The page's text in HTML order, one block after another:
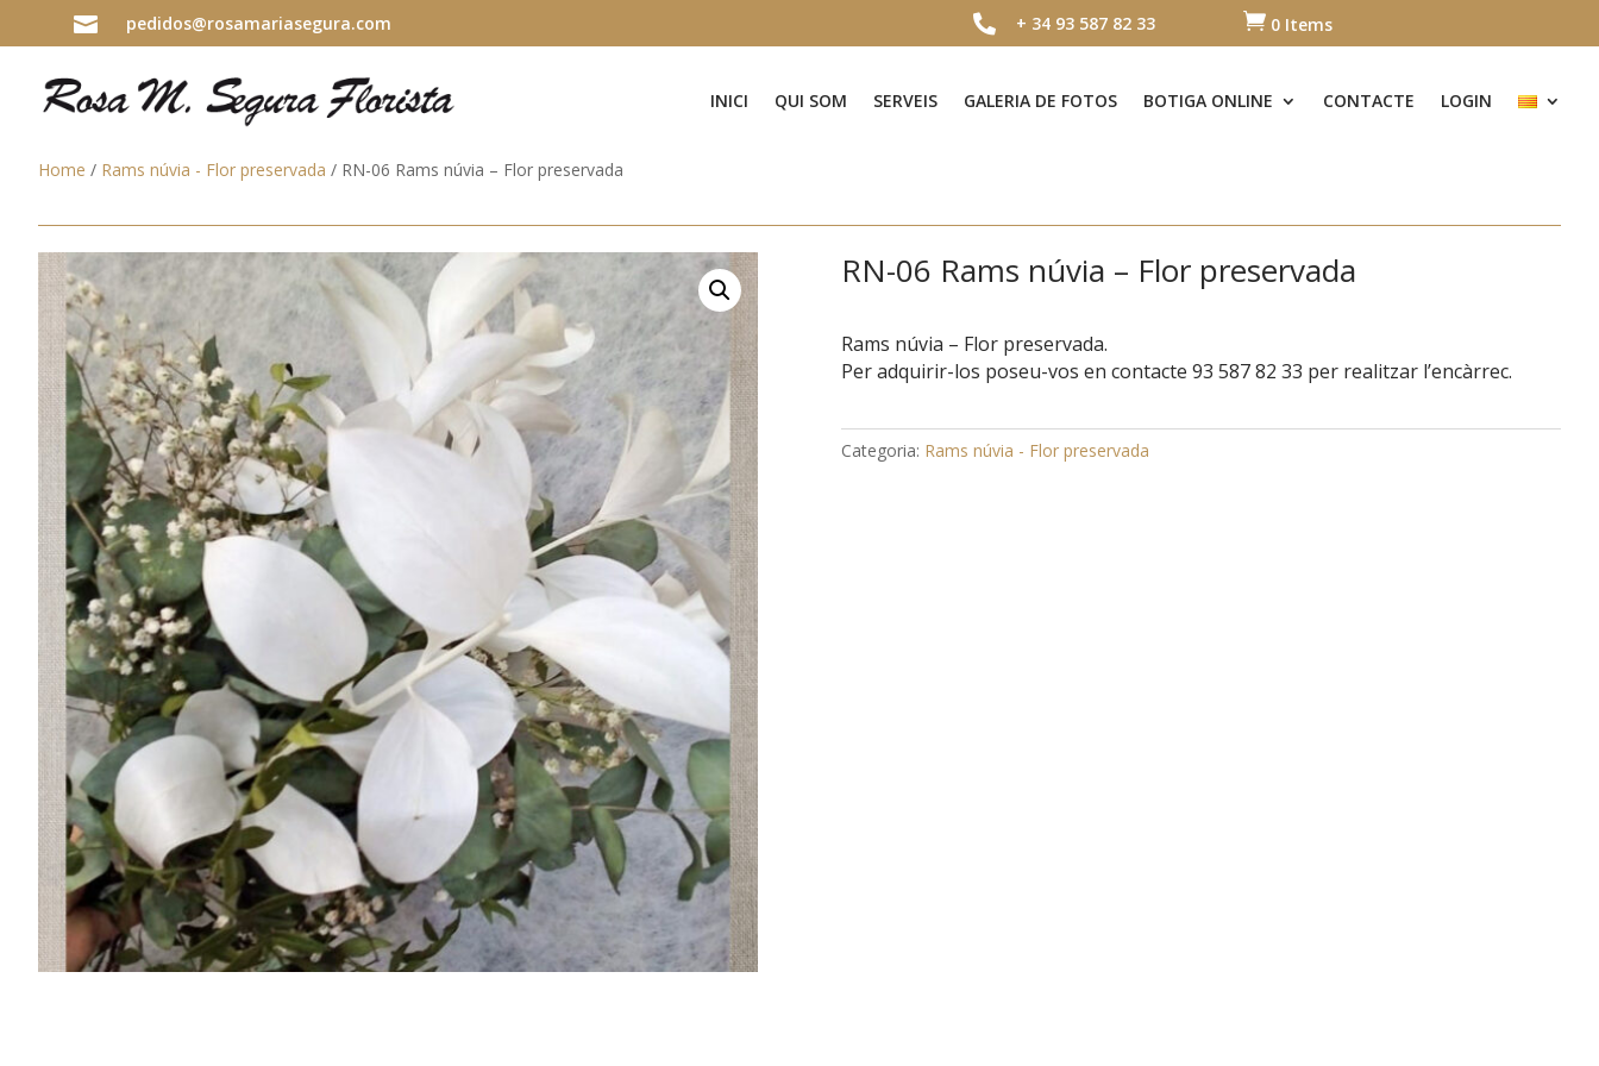
 pedidos@rosamariasegura.com  + 34 93 587 82 33  0 Items
INICI QUI SOM SERVEIS GALERIA DE FOTOS BOTIGA ONLINE CONTACTE LOGIN
Home / Rams núvia - Flor preservada / RN-06 Rams núvia – Flor preservada
RN-06 Rams núvia – Flor preservada
Rams núvia – Flor preservada.
Per adquirir-los poseu-vos en contacte 93 587 82 33 per realitzar l’encàrrec.
Categoria: Rams núvia - Flor preservada